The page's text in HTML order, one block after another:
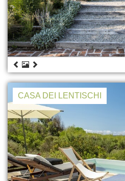
CASA DEI LENTISCHI